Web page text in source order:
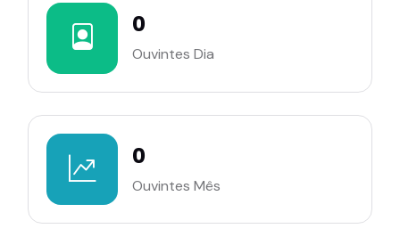
0
Ouvintes Dia
0
Ouvintes Mês